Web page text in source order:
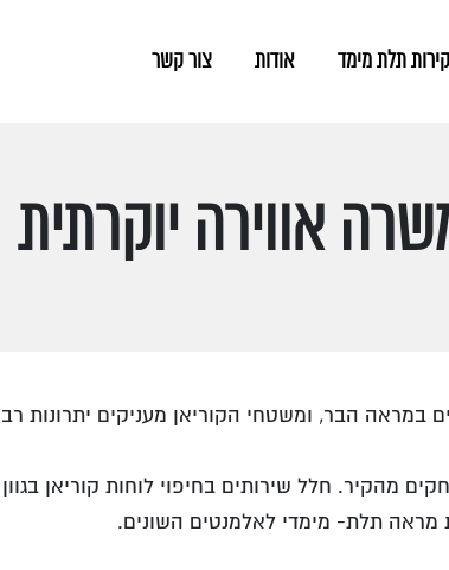
צור קשר אודות קירות תלת מימד
אווירה יוקרתית
במראה הבר, ומשטחי הקוריאן מעניקים
מהקיר. חלל שירותים בחיפוי לוחות קוריאן
מראה תלת- מימדי לאלמנטים השונים.